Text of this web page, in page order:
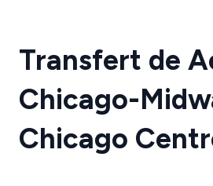
Transfert de
Chicago-
Chicago